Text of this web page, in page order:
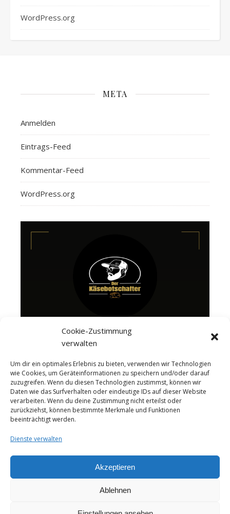
Cookie-Zustimmung
verwalten
Um dir ein optimales Erlebnis zu bieten, verwenden wir Technologien
wie Cookies, um Geräteinformationen zu speichern und/oder darauf
zuzugreifen. Wenn du diesen Technologien zustimmst, können wir
Daten wie das Surfverhalten oder eindeutige IDs auf dieser Website
verarbeiten. Wenn du deine Zustimmung nicht erteilst oder
zurückziehst, können bestimmte Merkmale und Funktionen
beeinträchtigt werden.
Dienste verwalten
Akzeptieren
Ablehnen
WordPress.org
META
Anmelden
Eintrags-Feed
Kommentar-Feed
WordPress.org
Videos Das Käseportal Merchandise